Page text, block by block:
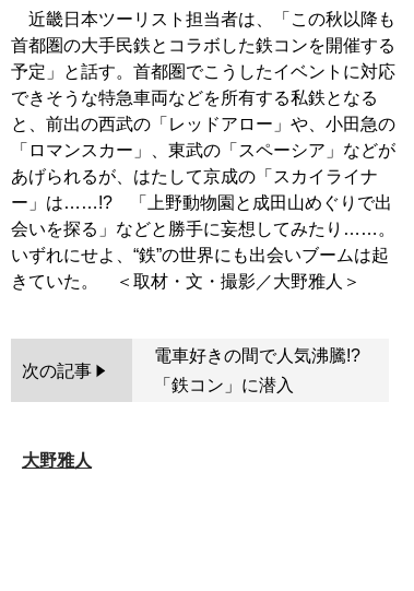
近畿日本ツーリスト担当者は、「この秋以降も
首都圏の大手民鉄とコラボした鉄コンを開催する
予定」と話す。首都圏でこうしたイベントに対応
できそうな特急車両などを所有する私鉄となる
と、前出の西武の「レッドアロー」や、小田急の
「ロマンスカー」、東武の「スペーシア」などが
あげられるが、はたして京成の「スカイライナ
ー」は……!? 「上野動物園と成田山めぐりで出
会いを探る」などと勝手に妄想してみたり……。
いずれにせよ、“鉄”の世界にも出会いブームは起
次の記事
電車好きの間で人気沸騰!?
「鉄コン」に潜入
大野雅人